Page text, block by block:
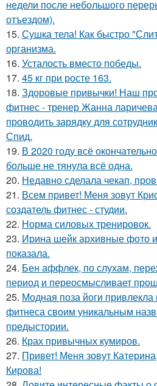
недели после небольшого
отъездом).
15. Сушка тела! Как быстро
организма.
16. Усталость вместо победы.
17. 45 кг при росте 163.
18. Здоровые привычки! Наш
фитнес - тренер Жанна
проводить зарядку для
Спид.
19. В 2020 году всё
больше не тянула всё одна.
20. Недавно сделала чекап,
21. Всем привет! Меня зовут
создатель фитнес - студии.
22. Норма силовых тренировок.
23. Ирина шейк архивные фото
показала.
24. Бен аффлек, по слухам,
период и переосмысливает
25. Модная поза йоги
фитнеса своим уникальным
предыстории.
26. Крах привычных кумиров.
27. Привет! Меня зовут
Кирова!